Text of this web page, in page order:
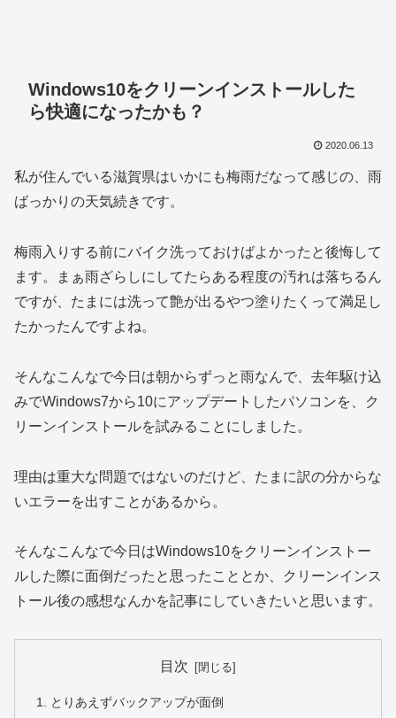
Windows10をクリーンインストールした
ら快適になったかも？
2020.06.13
私が住んでいる滋賀県はいかにも梅雨だなって感じの、雨
ばっかりの天気続きです。
梅雨入りする前にバイク洗っておけばよかったと後悔して
ます。まぁ雨ざらしにしてたらある程度の汚れは落ちるん
ですが、たまには洗って艶が出るやつ塗りたくって満足し
たかったんですよね。
そんなこんなで今日は朝からずっと雨なんで、去年駆け込
みでWindows7から10にアップデートしたパソコンを、ク
リーンインストールを試みることにしました。
理由は重大な問題ではないのだけど、たまに訳の分からな
いエラーを出すことがあるから。
そんなこんなで今日はWindows10をクリーンインストー
ルした際に面倒だったと思ったこととか、クリーンインス
トール後の感想なんかを記事にしていきたいと思います。
目次
とりあえずバックアップが面倒